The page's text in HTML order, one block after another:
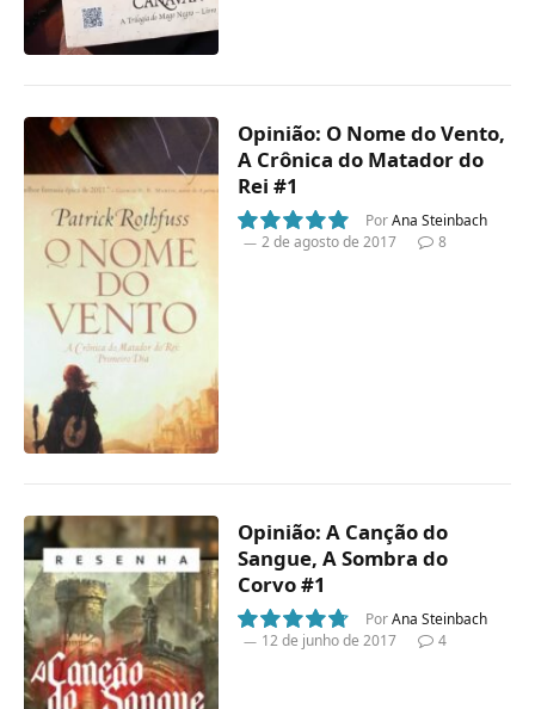
Opinião: O Nome do Vento,
A Crônica do Matador do
Rei #1
PorAna Steinbach
2 de agosto de 2017
8
Opinião: A Canção do
Sangue, A Sombra do
Corvo #1
PorAna Steinbach
12 de junho de 2017
4